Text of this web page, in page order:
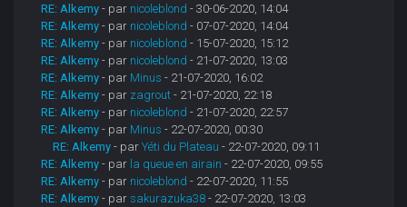
RE: Alkemy - par nicoleblond - 30-06-2020, 14:04
RE: Alkemy - par nicoleblond - 07-07-2020, 14:04
RE: Alkemy - par nicoleblond - 15-07-2020, 15:12
RE: Alkemy - par nicoleblond - 21-07-2020, 13:03
RE: Alkemy - par Minus - 21-07-2020, 16:02
RE: Alkemy - par zagrout - 21-07-2020, 22:18
RE: Alkemy - par nicoleblond - 21-07-2020, 22:57
RE: Alkemy - par Minus - 22-07-2020, 00:30
RE: Alkemy - parYéti du Plateau - 22-07-2020, 09:11
RE: Alkemy - par la queue en airain - 22-07-2020, 09:55
RE: Alkemy - par nicoleblond - 22-07-2020, 11:55
RE: Alkemy - par sakurazuka38 - 22-07-2020, 13:03